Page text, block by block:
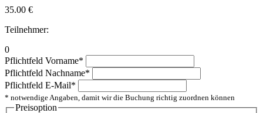
35.00 €
Teilnehmer:
0
Pflichtfeld Vorname*
Pflichtfeld Nachname*
Pflichtfeld E-Mail*
* notwendige Angaben, damit wir die Buchung richtig zuordnen können
Preisoption